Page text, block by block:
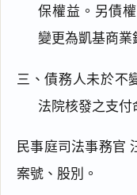
保權益。另債
變更為凱基商業
三、債務人未於不
法院核發之支付
民事庭司法事務官
案號、股別。